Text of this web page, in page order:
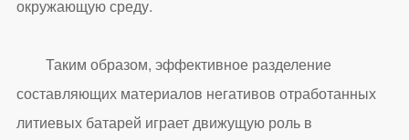
окружающую среду.
Таким образом, эффективное разделение
составляющих материалов негативов отработанных
литиевых батарей играет движущую роль в